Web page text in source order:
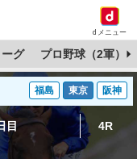
dメニュー
グ プロ野球（2軍）
福島 東京 阪神
目 4R